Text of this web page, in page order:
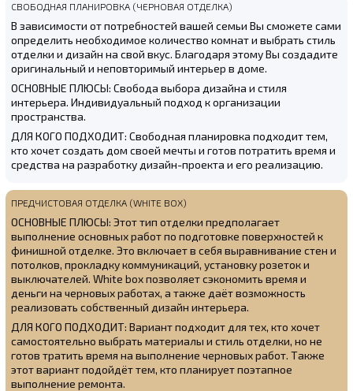
СВОБОДНАЯ ПЛАНИРОВКА (ЧЕРНОВАЯ ОТДЕЛКА)
В зависимости от потребностей вашей семьи Вы сможете сами
определить необходимое количество комнат и выбрать стиль
отделки и дизайн на свой вкус. Благодаря этому Вы создадите
оригинальный и неповторимый интерьер в доме.
ОСНОВНЫЕ ПЛЮСЫ: Свобода выбора дизайна и стиля
интерьера. Индивидуальный подход к организации
пространства.
ДЛЯ КОГО ПОДХОДИТ: Свободная планировка подходит тем,
кто хочет создать дом своей мечты и готов потратить время и
средства на разработку дизайн-проекта и его реализацию.
ПРЕДЧИСТОВАЯ ОТДЕЛКА (WHITE BOX)
ОСНОВНЫЕ ПЛЮСЫ: Этот тип отделки предполагает
выполнение основных работ по подготовке поверхностей к
финишной отделке. Это включает в себя выравнивание стен и
потолков, прокладку коммуникаций, установку розеток и
выключателей. White box позволяет сэкономить время и
деньги на черновых работах, а также даёт возможность
реализовать собственный дизайн интерьера.
ДЛЯ КОГО ПОДХОДИТ: Вариант подходит для тех, кто хочет
самостоятельно выбрать материалы и стиль отделки, но не
готов тратить время на выполнение черновых работ. Также
этот вариант подойдёт тем, кто планирует поэтапное
выполнение ремонта.